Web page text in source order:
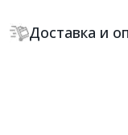
Доставка и